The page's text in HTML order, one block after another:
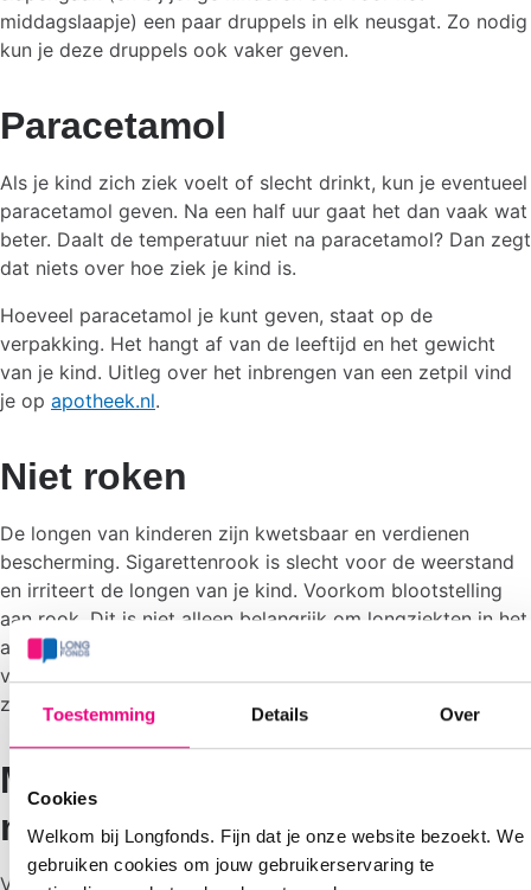
Toestemming Details Over
Cookies
Welkom bij Longfonds. Fijn dat je onze website bezoekt. We
gebruiken cookies om jouw gebruikerservaring te
middagslaapje) een paar druppels in elk neusgat. Zo nodig
kun je deze druppels ook vaker geven.
Paracetamol
Als je kind zich ziek voelt of slecht drinkt, kun je eventueel
paracetamol geven. Na een half uur gaat het dan vaak wat
beter. Daalt de temperatuur niet na paracetamol? Dan zegt
dat niets over hoe ziek je kind is.
Hoeveel paracetamol je kunt geven, staat op de
verpakking. Het hangt af van de leeftijd en het gewicht
van je kind. Uitleg over het inbrengen van een zetpil vind
je op apotheek.nl.
Niet roken
De longen van kinderen zijn kwetsbaar en verdienen
bescherming. Sigarettenrook is slecht voor de weerstand
en irriteert de longen van je kind. Voorkom blootstelling
aan rook. Dit is niet alleen belangrijk om longziekten in het
algemeen te voorkomen, maar zeker bij herstel van een
verkoudheid, het RS virus of bronchiolitis. Je kind voelt
zich anders nog benauwder.
Meer informatie en contact
met anderen
Voor meer informatie over het RS virus in de vorm van